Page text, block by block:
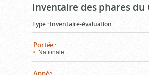
Inventaire des phares du
Type : Inventaire-évaluation
Portée :
Nationale